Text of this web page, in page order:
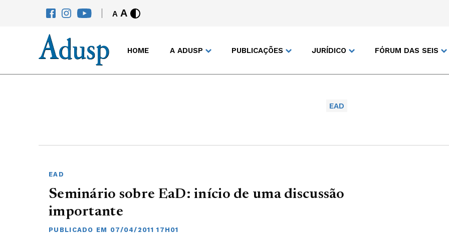
A A
HOME A ADUSP PUBLICAÇÕES JURÍDICO FÓRUM DAS SEIS
EAD
EAD
Seminário sobre EaD: início de uma discussão
importante
PUBLICADO EM 07/04/2011 17H01